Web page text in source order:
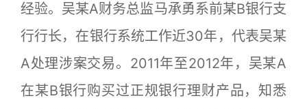
经验。吴某A财务总监马承勇系前某B银行支
行行长，在银行系统工作近30年，代表吴某
A处理涉案交易。2011年至2012年，吴某A
在某B银行购买过正规银行理财产品，知悉